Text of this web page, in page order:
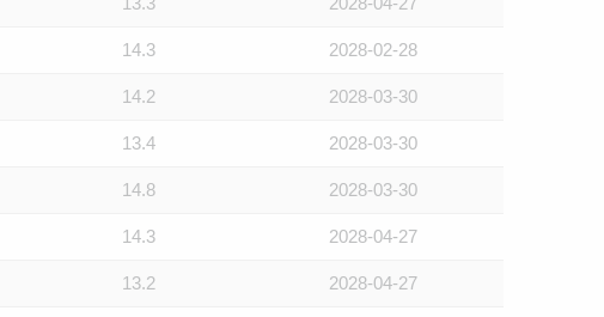
14.3 2028-02-28
14.2 2028-03-30
13.4 2028-03-30
14.8 2028-03-30
14.3 2028-04-27
13.2 2028-04-27